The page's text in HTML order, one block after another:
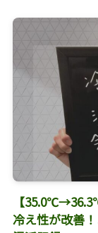
【
冷え性が改善